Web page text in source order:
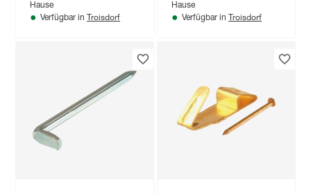
Hause
Verfügbar in Troisdorf
Hause
Verfügbar in Troisdorf